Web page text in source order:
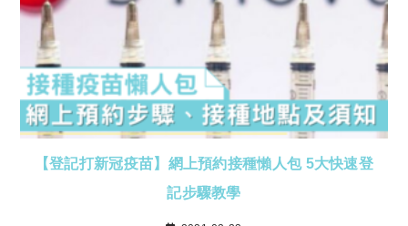
【登記打新冠疫苗】網上預約接種懶人包 5大快速登
記步驟教學